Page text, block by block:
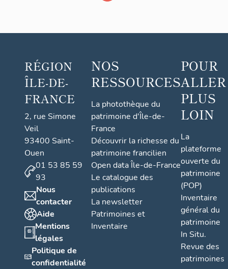
RÉGION
ÎLE-DE-
FRANCE
2, rue Simone
Veil
93400 Saint-
Ouen
01 53 85 59
93
Nous
contacter
Aide
Mentions
légales
Politique de
confidentialité
NOS
RESSOURCES
La photothèque du
patrimoine d'Île-de-
France
Découvrir la richesse du
patrimoine francilien
Open data Île-de-France
Le catalogue des
publications
La newsletter
Patrimoines et
Inventaire
POUR
ALLER
PLUS
LOIN
La
plateforme
ouverte du
patrimoine
(POP)
Inventaire
général du
patrimoine
In Situ.
Revue des
patrimoines